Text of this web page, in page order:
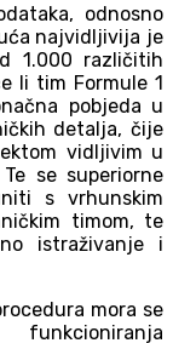
odnosno
najvidljivija je
1.000 različitih
li tim Formule 1
pobjeda u
detalja, čije
vidljivim u
se superiorne
s vrhunskim
timom, te
istraživanje i
mora se